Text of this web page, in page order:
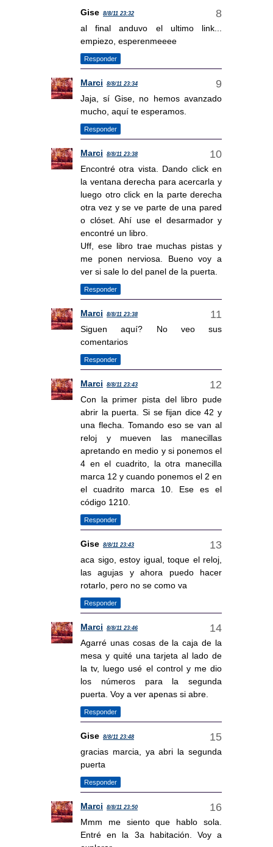
Gise 8/8/11 23:32
al final anduvo el ultimo link...
empiezo, esperenmeeee
Responder
Marci 8/8/11 23:34
Jaja, sí Gise, no hemos avanzado
mucho, aquí te esperamos.
Responder
Marci 8/8/11 23:38
Encontré otra vista. Dando click en
la ventana derecha para acercarla y
luego otro click en la parte derecha
otra vez y se ve parte de una pared
o clóset. Ahí use el desarmador y
encontré un libro.
Uff, ese libro trae muchas pistas y
me ponen nerviosa. Bueno voy a
ver si sale lo del panel de la puerta.
Responder
Marci 8/8/11 23:38
Siguen aquí? No veo sus
comentarios
Responder
Marci 8/8/11 23:43
Con la primer pista del libro pude
abrir la puerta. Si se fijan dice 42 y
una flecha. Tomando eso se van al
reloj y mueven las manecillas
apretando en medio y si ponemos el
4 en el cuadrito, la otra manecilla
marca 12 y cuando ponemos el 2 en
el cuadrito marca 10. Ese es el
código 1210.
Responder
Gise 8/8/11 23:43
aca sigo, estoy igual, toque el reloj,
las agujas y ahora puedo hacer
rotarlo, pero no se como va
Responder
Marci 8/8/11 23:46
Agarré unas cosas de la caja de la
mesa y quité una tarjeta al lado de
la tv, luego usé el control y me dio
los números para la segunda
puerta. Voy a ver apenas si abre.
Responder
Gise 8/8/11 23:48
gracias marcia, ya abri la segunda
puerta
Responder
Marci 8/8/11 23:50
Mmm me siento que hablo sola.
Entré en la 3a habitación. Voy a